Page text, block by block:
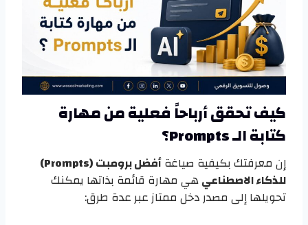
كيف تحقق أرباحاً فعلية من مهارة
كتابة الـ Prompts؟
إن معرفتك بكيفية صياغة
أفضل برومبت (Prompts)
للذكاء الاصطناعيهي مهارة قائمة بذاتها يمكنك
تحويلها إلى مصدر دخل ممتاز عبر عدة طرق: